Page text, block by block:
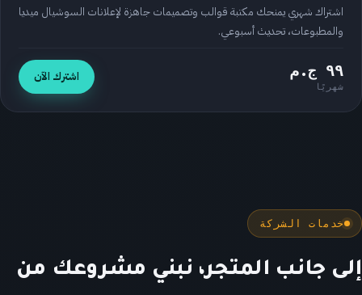
اشتراك شهري يمنحك مكتبة قوالب وتصميمات جاهزة لإعلانات السوشيال ميديا
والمطبوعات، تحديث أسبوعي.
٩٩ ج.م
شهريًا
اشترك الآن
خدمات الشركة
إلى جانب المتجر، نبني مشروعك من